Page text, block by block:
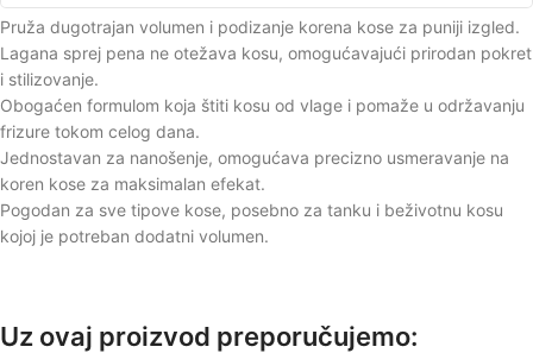
Uz ovaj proizvod preporučujemo:
Pruža dugotrajan volumen i podizanje korena kose za puniji izgled.
Lagana sprej pena ne otežava kosu, omogućavajući prirodan pokret
i stilizovanje.
Obogaćen formulom koja štiti kosu od vlage i pomaže u održavanju
frizure tokom celog dana.
Jednostavan za nanošenje, omogućava precizno usmeravanje na
koren kose za maksimalan efekat.
Pogodan za sve tipove kose, posebno za tanku i beživotnu kosu
kojoj je potreban dodatni volumen.